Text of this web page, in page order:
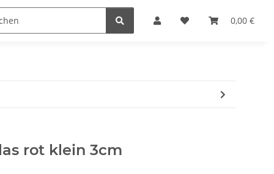
0,00 €
Krippenzubehör
rot klein 3cm